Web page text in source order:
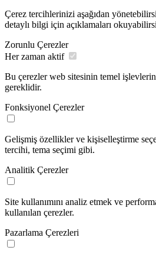
Çerez tercihlerinizi aşağıdan
detaylı bilgi için açıklamaları
Zorunlu Çerezler
Her zaman aktif
Bu çerezler web sitesinin temel
gereklidir.
Fonksiyonel Çerezler
Gelişmiş özellikler ve kişiselleştirme
tercihi, tema seçimi gibi.
Analitik Çerezler
Site kullanımını analiz etmek ve
kullanılan çerezler.
Pazarlama Çerezleri